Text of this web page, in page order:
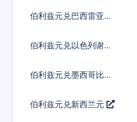
伯利兹元兑巴西雷亚尔
伯利兹元兑以色列谢克
伯利兹元兑墨西哥比索
伯利兹元兑新西兰元